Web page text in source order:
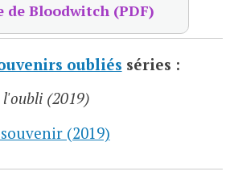
de Bloodwitch (PDF)
oubliés séries :
l'oubli (2019)
(2019)